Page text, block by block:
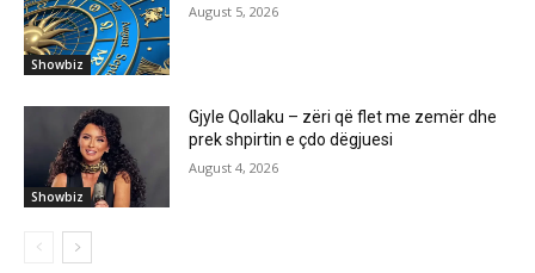
Showbiz
August 5, 2026
Showbiz
Gjyle Qollaku – zëri që flet me zemër dhe
prek shpirtin e çdo dëgjuesi
August 4, 2026